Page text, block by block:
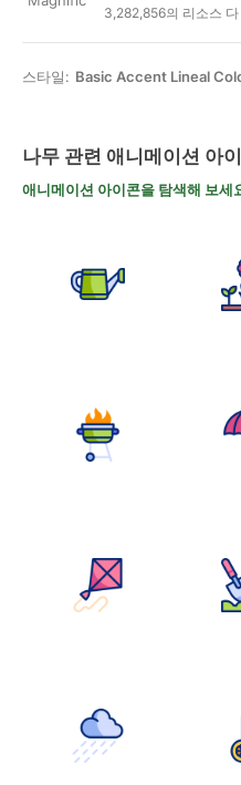
3,282,856의 리소스 다
스타일: Basic Accent Lineal
나무 관련 애니메이션 아
애니메이션 아이콘을 탐색해 보세